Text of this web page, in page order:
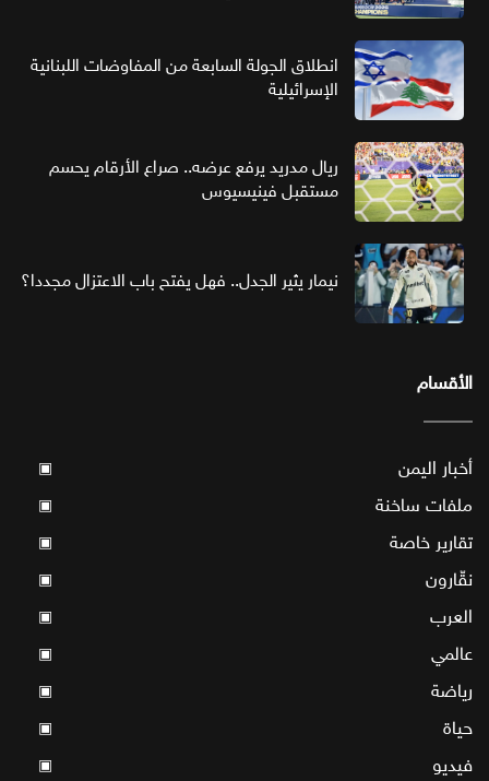
انطلاق الجولة السابعة من المفاوضات اللبنانية
الإسرائيلية
ريال مدريد يرفع عرضه.. صراع الأرقام يحسم
مستقبل فينيسيوس
نيمار يثير الجدل.. فهل يفتح باب الاعتزال مجددا؟
الأقسام
أخبار اليمن ▣
ملفات ساخنة ▣
تقارير خاصة ▣
نقّارون ▣
العرب ▣
عالمي ▣
رياضة ▣
حياة ▣
فيديو ▣